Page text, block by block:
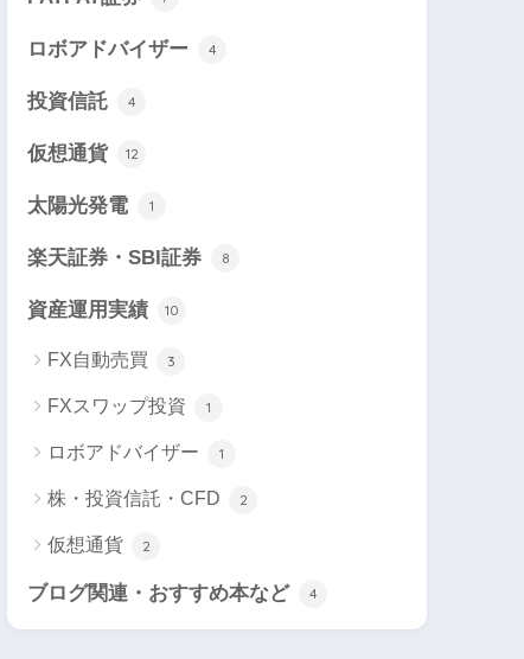
ロボアドバイザー 4
投資信託 4
仮想通貨 12
太陽光発電 1
楽天証券・SBI証券 8
資産運用実績 10
FX自動売買 3
FXスワップ投資 1
ロボアドバイザー 1
株・投資信託・CFD 2
仮想通貨 2
ブログ関連・おすすめ本など 4